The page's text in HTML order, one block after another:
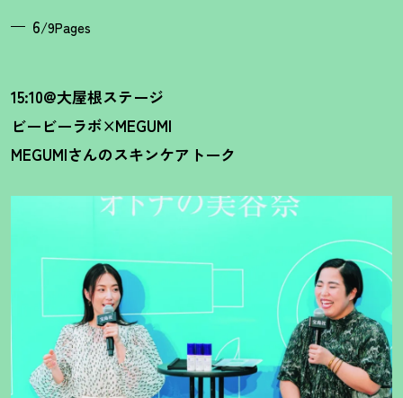
6/9Pages
15:10@大屋根ステージ
ビービーラボ×MEGUMI
MEGUMIさんのスキンケアトーク